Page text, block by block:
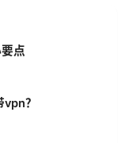
点
？